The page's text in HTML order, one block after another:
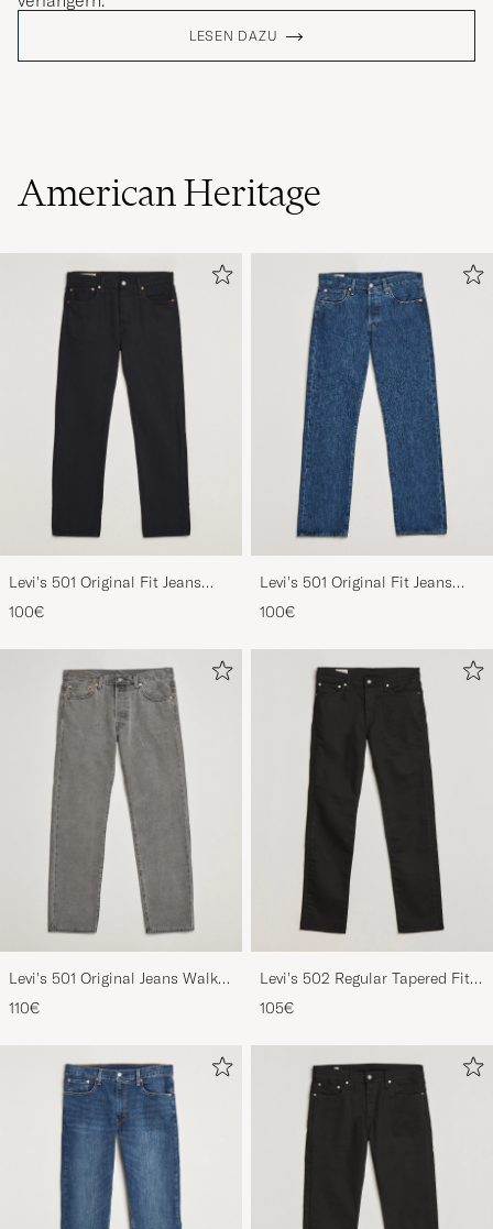
LESEN DAZU
American Heritage
Levi's 501 Original Fit Jeans
Black
100€
Levi's 501 Original Fit Jeans
Stonewash
100€
Levi's 501 Original Jeans Walk
Down Broadway
110€
Levi's 502 Regular Tapered Fit
Jeans Nightshine
105€